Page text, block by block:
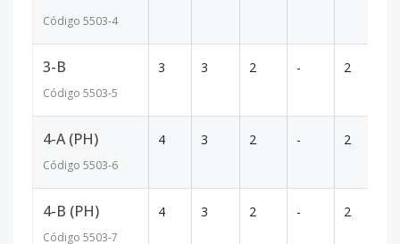
Código 5503-4
3-B
Código 5503-5
3 3 2 - 2
4-A (PH)
Código 5503-6
4 3 2 - 2
4-B (PH)
Código 5503-7
4 3 2 - 2